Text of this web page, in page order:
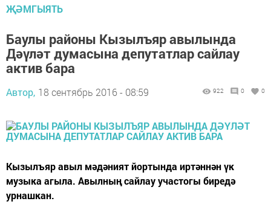
ҖӘМГЫЯТЬ
Баулы районы Кызылъяр авылында
Дәүләт думасына депутатлар сайлау
актив бара
Автор, 18 сентябрь 2016 - 08:59 922 0 0
Кызылъяр авыл мәдәният йортында иртәннән үк
музыка агыла. Авылның сайлау участогы биредә
урнашкан.